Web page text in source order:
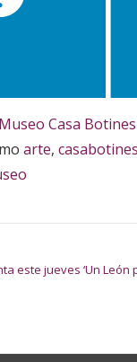
Museo Casa
arte, casabotines
este jueves ‘Un León